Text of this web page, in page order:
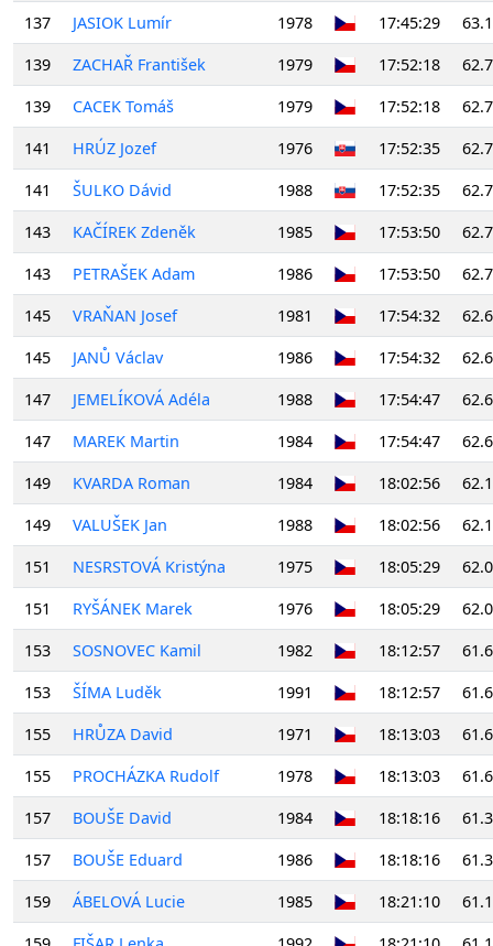
137
JASIOK Lumír 1978 17:45:29
139
ZACHAŘ František 1979 17:52:18
139
CACEK Tomáš 1979 17:52:18
141
HRÚZ Jozef 1976 17:52:35
141
ŠULKO Dávid 1988 17:52:35
143
KAČÍREK Zdeněk 1985 17:53:50
143
PETRAŠEK Adam 1986 17:53:50
145
VRAŇAN Josef 1981 17:54:32
145
JANŮ Václav 1986 17:54:32
147
JEMELÍKOVÁ Adéla 1988 17:54:47
147
MAREK Martin 1984 17:54:47
149
KVARDA Roman 1984 18:02:56
149
VALUŠEK Jan 1988 18:02:56
151
NESRSTOVÁ Kristýna 1975 18:05:29
151
RYŠÁNEK Marek 1976 18:05:29
153
SOSNOVEC Kamil 1982 18:12:57
153
ŠÍMA Luděk 1991 18:12:57
155
HRŮZA David 1971 18:13:03
155
PROCHÁZKA Rudolf 1978 18:13:03
157
BOUŠE David 1984 18:18:16
157
BOUŠE Eduard 1986 18:18:16
159
ÁBELOVÁ Lucie 1985 18:21:10